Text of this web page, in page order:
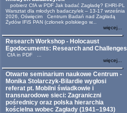
pobierz CfA w PDF Jak badać Zagładę? EHRI-PL
Warsztat dla młodych badaczy/ek – 13-17 września
2026, Oświęcim Centrum Badań nad Zagładą
Żydów IFiS PAN (członek polskiego w...
więcej...
Research Workshop - Holocaust
Egodocuments: Research and Challenges
CfA in PDF ...
więcej...
Otwarte seminarium naukowe Centrum -
Monika Stolarczyk-Bilardie wygłosi
referat pt. Mobilni świadkowie i
transnarodowe sieci: Zagraniczni
pośrednicy oraz polska hierarchia
kościelna wobec Zagłady (1941–1943)